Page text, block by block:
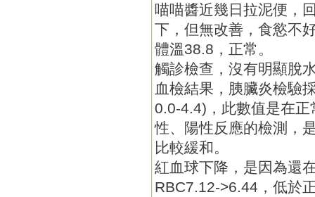
喵喵醬近幾日拉泥便，
下，但無改善，食慾不
體溫38.8，正常。
觸診檢查，沒有明顯脫
血檢結果，胰臟炎檢驗
0.0-4.4)，此數值是在
性、陽性反應的檢測，
比較緩和。
紅血球下降，是因為還
RBC7.12->6.44，低於